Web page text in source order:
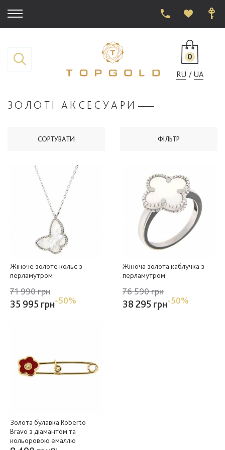
0
RU
UA
ЗОЛОТІ АКСЕСУАРИ
СОРТУВАТИ ФІЛЬТР
Жіноче золоте кольє з
перламутром
71 990 грн
35 995 грн-50%
Жіноча золота каблучка з
перламутром
76 590 грн
38 295 грн-50%
Золота булавка Roberto
Bravo з діамантом та
кольоровою емаллю